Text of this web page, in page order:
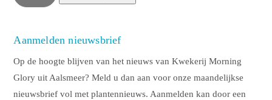
Aanmelden nieuwsbrief
Op de hoogte blijven van het nieuws van Kwekerij Morning
Glory uit Aalsmeer? Meld u dan aan voor onze maandelijkse
nieuwsbrief vol met plantennieuws. Aanmelden kan door een